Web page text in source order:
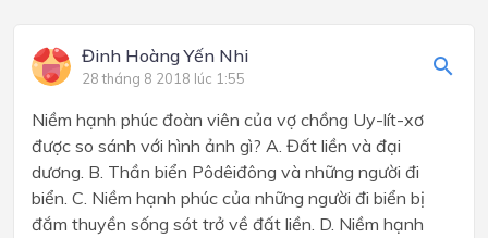
Đinh Hoàng Yến Nhi
28 tháng 8 2018 lúc 1:55
Niềm hạnh phúc đoàn viên của vợ chồng Uy-lít-xơ
được so sánh với hình ảnh gì? A. Đất liền và đại
dương. B. Thần biển Pôdêiđông và những người đi
biển. C. Niềm hạnh phúc của những người đi biển bị
đắm thuyền sống sót trở về đất liền. D. Niềm hạnh